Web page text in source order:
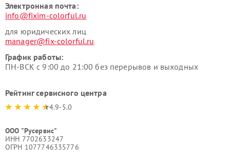
Электронная почта:
info@fixim-colorful.ru
для юридических лиц
manager@fix-colorful.ru
График работы:
ПН-ВСК с 9:00 до 21:00 без перерывов и выходных
Рейтинг сервисного центра
4.9-5.0
ООО "Русервис"
ИНН 7702633247
ОГРН 1077746335776